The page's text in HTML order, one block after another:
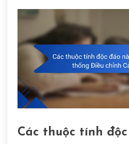
Các thuộc tính